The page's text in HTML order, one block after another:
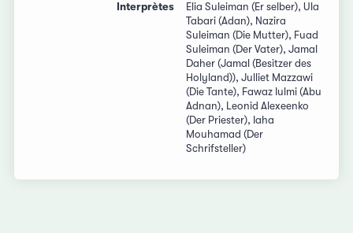
Interprètes
Elia Suleiman (Er selber), Ula
Tabari (Adan), Nazira
Suleiman (Die Mutter), Fuad
Suleiman (Der Vater), Jamal
Daher (Jamal (Besitzer des
Holyland)), Julliet Mazzawi
(Die Tante), Fawaz Iulmi (Abu
Adnan), Leonid Alexeenko
(Der Priester), Iaha
Mouhamad (Der
Schrifsteller)